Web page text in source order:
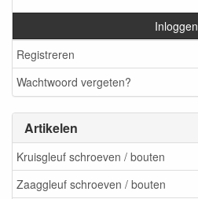
Inloggen
Registreren
Wachtwoord vergeten?
Artikelen
Kruisgleuf schroeven / bouten
Zaaggleuf schroeven / bouten